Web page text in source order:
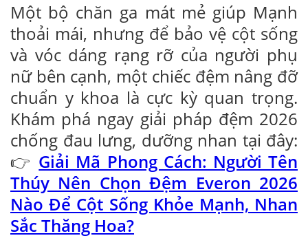
Một bộ chăn ga mát mẻ giúp Mạnh
thoải mái, nhưng để bảo vệ cột sống
và vóc dáng rạng rỡ của người phụ
nữ bên cạnh, một chiếc đệm nâng đỡ
chuẩn y khoa là cực kỳ quan trọng.
Khám phá ngay giải pháp đệm 2026
chống đau lưng, dưỡng nhan tại đây:
👉 Giải Mã Phong Cách: Người Tên
Thúy Nên Chọn Đệm Everon 2026
Nào Để Cột Sống Khỏe Mạnh, Nhan
Sắc Thăng Hoa?